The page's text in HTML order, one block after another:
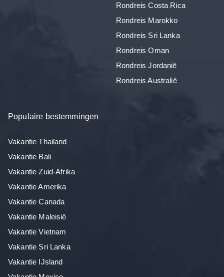
Rondreis Costa Rica
Rondreis Marokko
Rondreis Sri Lanka
Rondreis Oman
Rondreis Jordanië
Rondreis Australië
Populaire bestemmingen
Vakantie Thailand
Vakantie Bali
Vakantie Zuid-Afrika
Vakantie Amerika
Vakantie Canada
Vakantie Maleisië
Vakantie Vietnam
Vakantie Sri Lanka
Vakantie IJsland